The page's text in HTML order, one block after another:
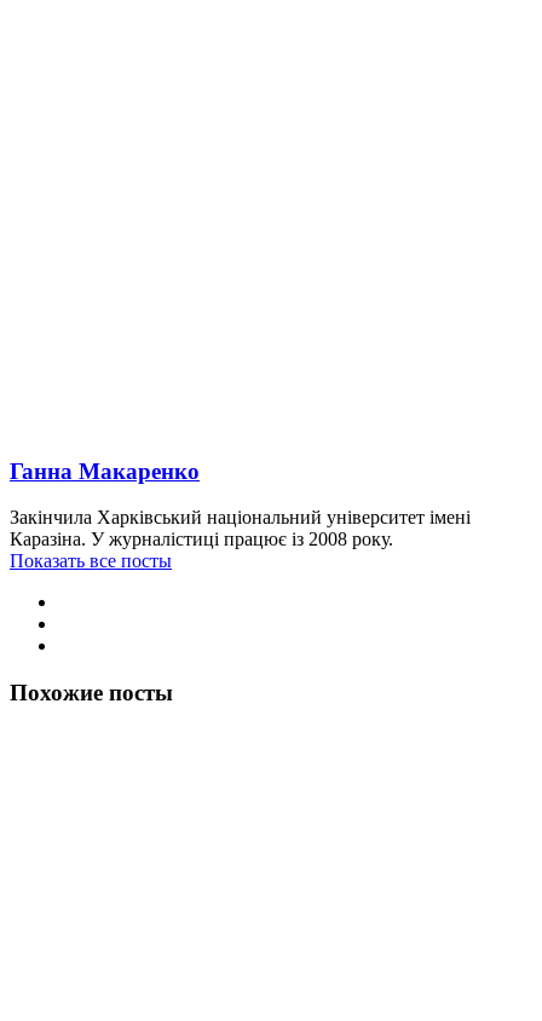
Ганна Макаренко
Закінчила Харківський національний університет імені
Каразіна. У журналістиці працює із 2008 року.
Показать все посты
Похожие посты